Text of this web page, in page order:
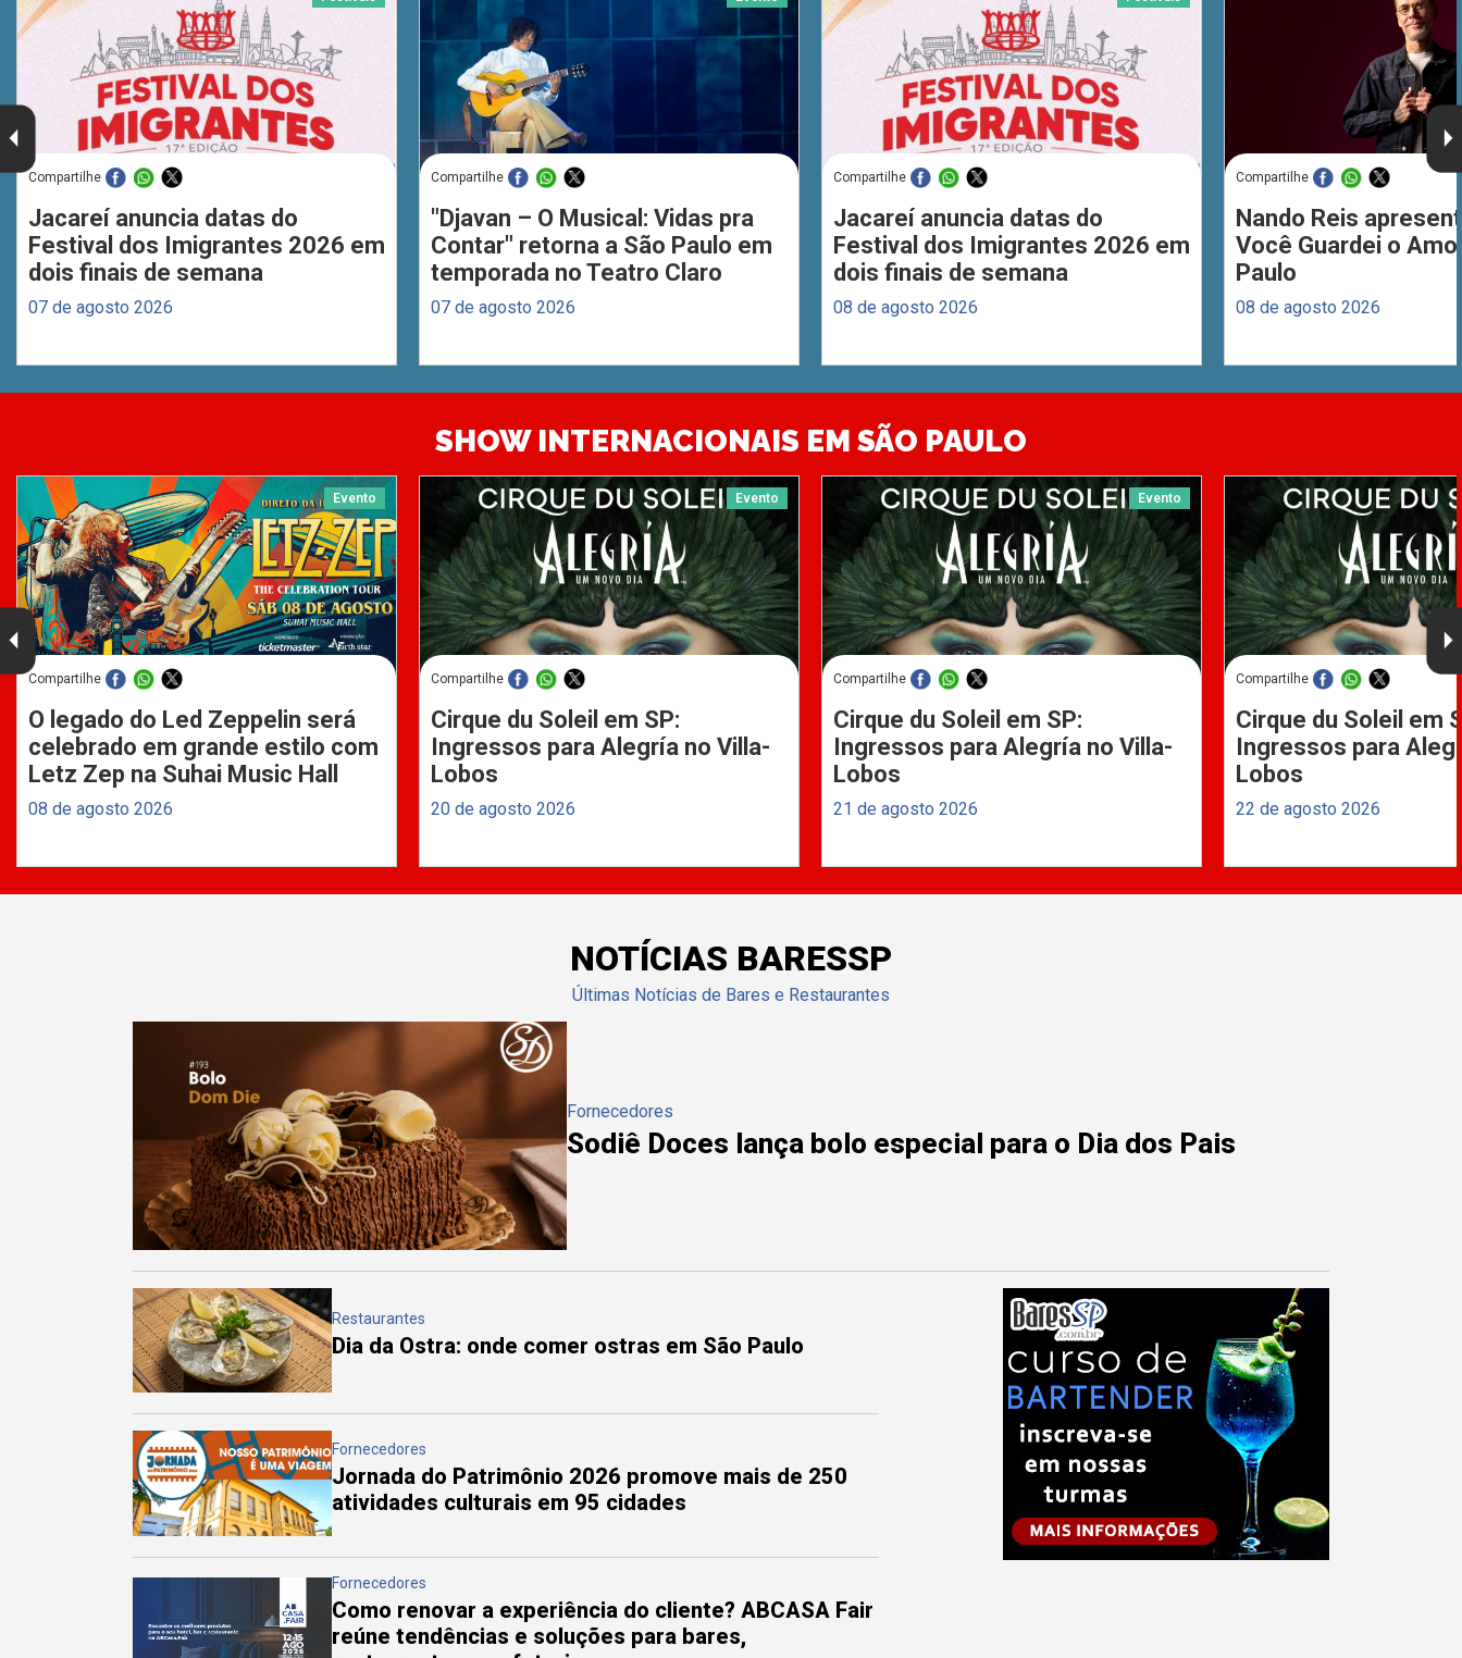
Compartilhe
Jacareí anuncia datas do
Festival dos Imigrantes 2026 em
dois finais de semana
07 de agosto 2026
Compartilhe
"Djavan – O Musical: Vidas pra
Contar" retorna a São Paulo em
temporada no Teatro Claro
07 de agosto 2026
Compartilhe
Jacareí anuncia datas do
Festival dos Imigrantes 2026 em
dois finais de semana
08 de agosto 2026
Compartilhe
Nando Reis
Você Guardei o
Paulo
08 de agosto 2026
SHOW INTERNACIONAIS EM SÃO PAULO
Evento
Compartilhe
O legado do Led Zeppelin será
celebrado em grande estilo com
Letz Zep na Suhai Music Hall
08 de agosto 2026
Evento
Compartilhe
Cirque du Soleil em SP:
Ingressos para Alegría no Villa-
Lobos
20 de agosto 2026
Evento
Compartilhe
Cirque du Soleil em SP:
Ingressos para Alegría no Villa-
Lobos
21 de agosto 2026
Compartilhe
Cirque du Soleil em
Ingressos para
Lobos
22 de agosto 2026
NOTÍCIAS BARESSP
Últimas Notícias de Bares e Restaurantes
Fornecedores
Sodiê Doces lança bolo especial para o Dia dos Pais
Restaurantes
Dia da Ostra: onde comer ostras em São Paulo
Fornecedores
Jornada do Patrimônio 2026 promove mais de 250
atividades culturais em 95 cidades
Fornecedores
Como renovar a experiência do cliente? ABCASA Fair
reúne tendências e soluções para bares,